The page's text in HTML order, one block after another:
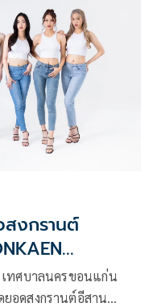
สงกรานต์
เทศบาลนครขอนแก่น
อดสงกรานต์อีสาน